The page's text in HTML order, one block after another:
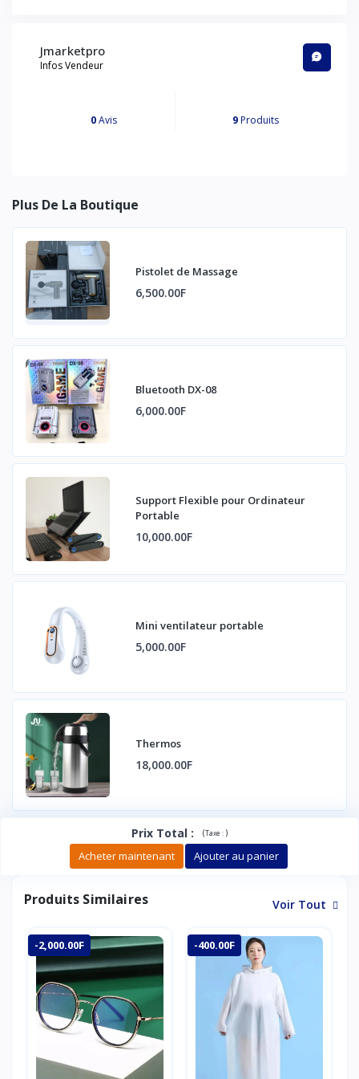
Jmarketpro
Infos Vendeur
0Avis 9Produits
Plus De La Boutique
Pistolet de Massage
6,500.00F
Bluetooth DX-08
6,000.00F
Support Flexible pour Ordinateur
Portable
10,000.00F
Mini ventilateur portable
5,000.00F
Thermos
18,000.00F
Prix Total : (Taxe :)
Acheter maintenant Ajouter au panier
Produits Similaires Voir Tout
-2,000.00F -400.00F